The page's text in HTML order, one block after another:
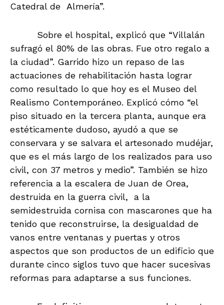
Catedral de Almería”.
Sobre el hospital, explicó que “Villalán
sufragó el 80% de las obras. Fue otro regalo a
la ciudad”. Garrido hizo un repaso de las
actuaciones de rehabilitación hasta lograr
como resultado lo que hoy es el Museo del
Realismo Contemporáneo. Explicó cómo “el
piso situado en la tercera planta, aunque era
estéticamente dudoso, ayudó a que se
conservara y se salvara el artesonado mudéjar,
que es el más largo de los realizados para uso
civil, con 37 metros y medio”. También se hizo
referencia a la escalera de Juan de Orea,
destruida en la guerra civil, a la
semidestruida cornisa con mascarones que ha
tenido que reconstruirse, la desigualdad de
vanos entre ventanas y puertas y otros
aspectos que son productos de un edificio que
durante cinco siglos tuvo que hacer sucesivas
reformas para adaptarse a sus funciones.